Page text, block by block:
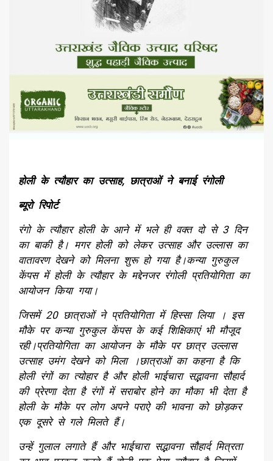
होली के त्यौहार का उत्साह, छात्राओं ने बनाई रंगोली
ब्यूरो रिपोर्ट
रंगो के त्यौहार होली के आने में भले ही वक्त दो से 3 दिन
का बाकी है। मगर होली को लेकर उत्साह और उल्लास का
वातावरण देखने को मिलना शुरू हो गया है।कन्या गुरुकुल
केंपस में होली के त्यौहार के मद्देनजर रंगोली प्रतियोगिता का
आयोजन किया गया।
जिसमें 20 छात्राओं ने प्रतियोगिता में हिस्सा लिया । इस
मौके पर कन्या गुरुकुल केंपस के कई शिक्षिकाएं भी मौजूद
रही।प्रतियोगिता का आयोजन के मौके पर छात्र उल्लास
उत्साह उमंग देखने को मिला ।छात्राओं का कहना है कि
होली रंगों का त्योहार है और होली भाईचारा सद्भावना सौहार्द
की प्रेरणा देता है रंगों में सराबोर होने का मौका भी देता है
होली के मौके पर लोग अपने पराऐ की भावना को छोड़कर
एक दूसरे से गले मिलते हैं।
उन्हें गुलाल लगाते हैं और भाईचारा सद्भावना सौहार्द मित्रता